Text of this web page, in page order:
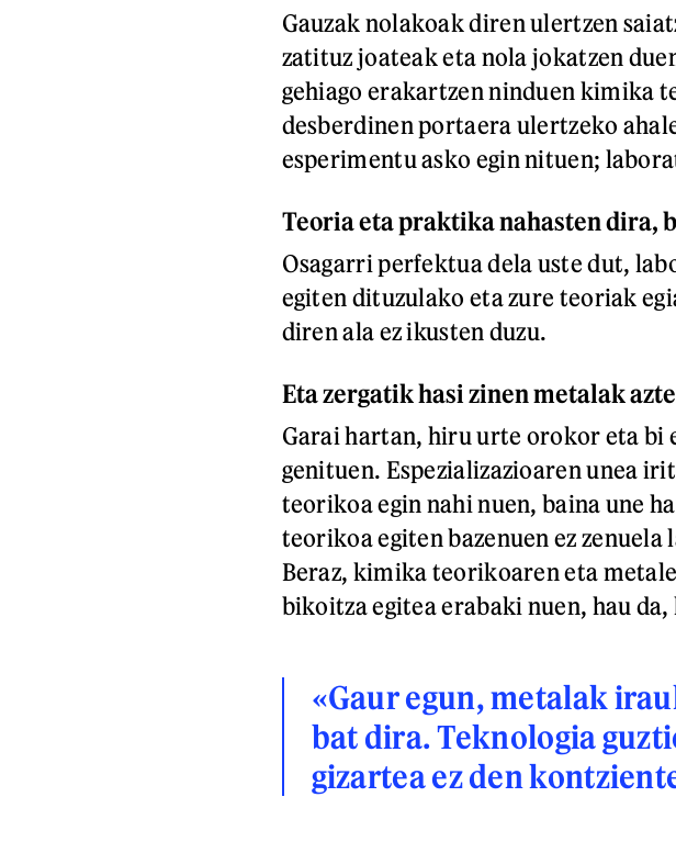
Gauzak nolakoak diren ulertzen
zatituz joateak eta nola jokatzen
gehiago erakartzen ninduen kimika
desberdinen portaera ulertzeko
esperimentu asko egin nituen;
Teoria eta praktika nahasten dira,
Osagarri perfektua dela uste dut,
egiten dituzulako eta zure teoriak
diren ala ez ikusten duzu.
Eta zergatik hasi zinen metalak
Garai hartan, hiru urte orokor eta bi
genituen. Espezializazioaren unea
teorikoa egin nahi nuen, baina une
teorikoa egiten bazenuen ez
Beraz, kimika teorikoaren eta
bikoitza egitea erabaki nuen, hau
«Gaur egun, metalak
bat dira. Teknologia
gizartea ez den